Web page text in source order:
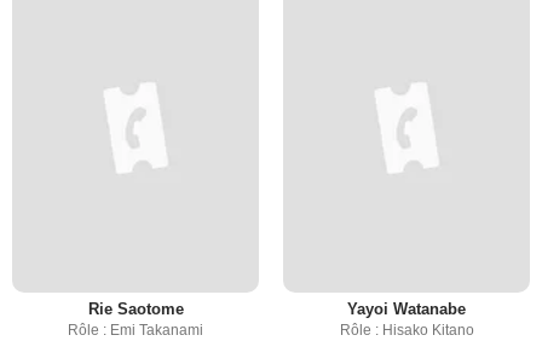
Rie Saotome
Rôle : Emi Takanami
Yayoi Watanabe
Rôle : Hisako Kitano